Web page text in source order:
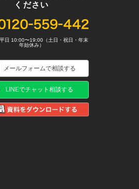
ください
日 10:00〜19:00（土日・祝日・年末
年始休み）
メールフォームで相談する
LINEでチャット相談する